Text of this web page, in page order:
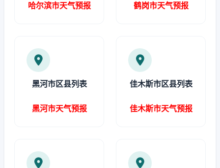
哈尔滨市天气预报 鹤岗市天气预报
黑河市区县列表
黑河市天气预报
佳木斯市区县列表
佳木斯市天气预报